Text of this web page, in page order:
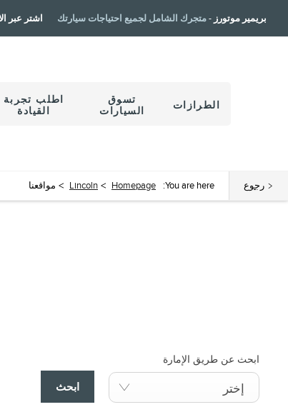
بريمير موتورز - متجرك الشامل لجميع احتياجات سيارتك اشتر عبر
الطرازات
تسوق
السيارات
اطلب تجربة
القيادة
رجوع You are here:
Homepage
>
Lincoln
> مواقعنا
ابحث عن طريق الإمارة
إختر ابحث